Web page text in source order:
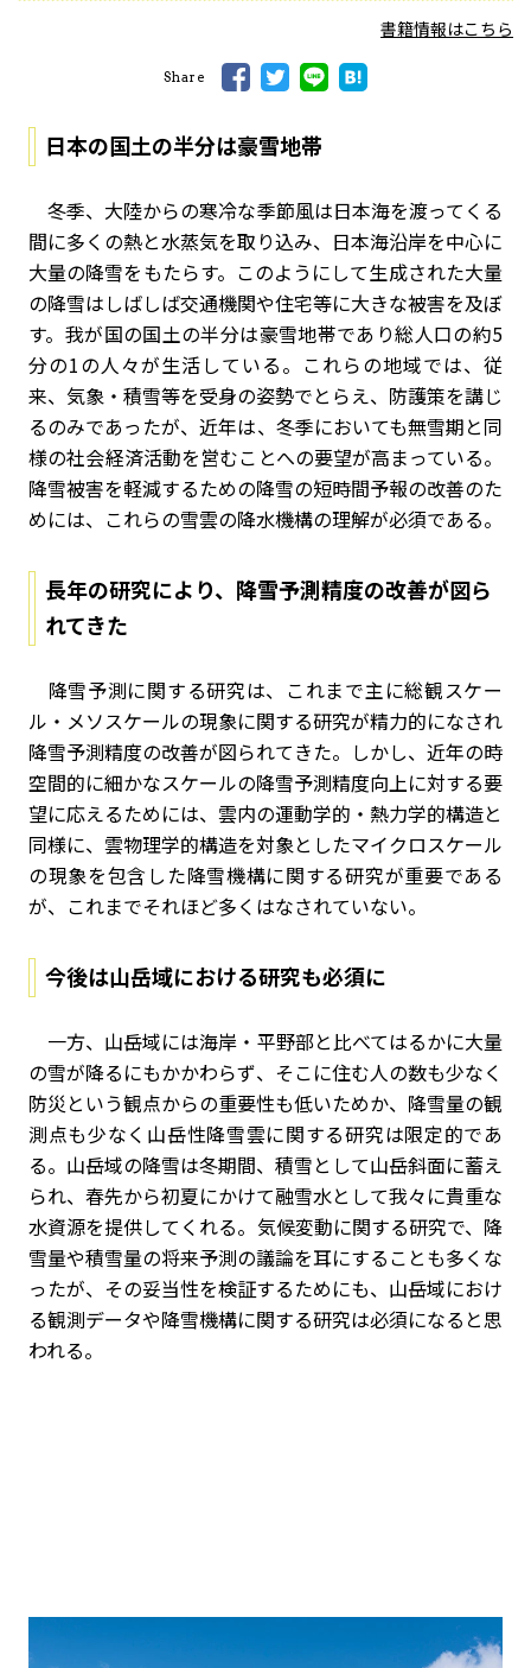
書籍情報はこちら
Share
日本の国土の半分は豪雪地帯
冬季、大陸からの寒冷な季節風は日本海を渡ってくる
間に多くの熱と水蒸気を取り込み、日本海沿岸を中心に
大量の降雪をもたらす。このようにして生成された大量
の降雪はしばしば交通機関や住宅等に大きな被害を及ぼ
す。我が国の国土の半分は豪雪地帯であり総人口の約5
分の1の人々が生活している。これらの地域では、従
来、気象・積雪等を受身の姿勢でとらえ、防護策を講じ
るのみであったが、近年は、冬季においても無雪期と同
様の社会経済活動を営むことへの要望が高まっている。
降雪被害を軽減するための降雪の短時間予報の改善のた
めには、これらの雪雲の降水機構の理解が必須である。
長年の研究により、降雪予測精度の改善が図ら
れてきた
降雪予測に関する研究は、これまで主に総観スケー
ル・メソスケールの現象に関する研究が精力的になされ
降雪予測精度の改善が図られてきた。しかし、近年の時
空間的に細かなスケールの降雪予測精度向上に対する要
望に応えるためには、雲内の運動学的・熱力学的構造と
同様に、雲物理学的構造を対象としたマイクロスケール
の現象を包含した降雪機構に関する研究が重要である
が、これまでそれほど多くはなされていない。
今後は山岳域における研究も必須に
一方、山岳域には海岸・平野部と比べてはるかに大量
の雪が降るにもかかわらず、そこに住む人の数も少なく
防災という観点からの重要性も低いためか、降雪量の観
測点も少なく山岳性降雪雲に関する研究は限定的であ
る。山岳域の降雪は冬期間、積雪として山岳斜面に蓄え
られ、春先から初夏にかけて融雪水として我々に貴重な
水資源を提供してくれる。気候変動に関する研究で、降
雪量や積雪量の将来予測の議論を耳にすることも多くな
ったが、その妥当性を検証するためにも、山岳域におけ
る観測データや降雪機構に関する研究は必須になると思
われる。